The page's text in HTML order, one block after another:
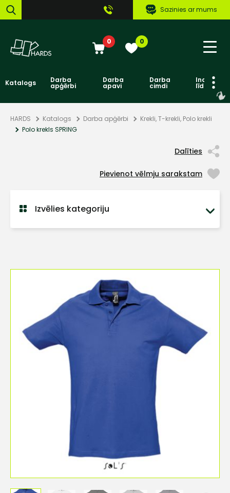
Sazinies ar mums
0 0
Katalogs Darba
apģērbi
Darba
apavi
Darba
cimdi līdzekļi
HARDS Katalogs Darba apģērbi
Krekli, T-krekli, Polo krekli
Polo krekls SPRING
Dalīties
Pievienot vēlmju sarakstam
Izvēlies kategoriju